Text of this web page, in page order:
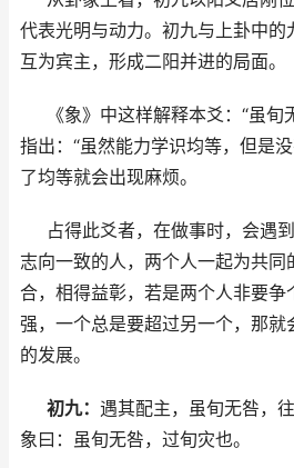
代表光明与动力。初九与上卦中的
互为宾主，形成二阳并进的局面。
《象》中这样解释本爻：“虽
指出：“虽然能力学识均等，但是
了均等就会出现麻烦。
占得此爻者，在做事时，会遇
志向一致的人，两个人一起为共
合，相得益彰，若是两个人非要争
强，一个总是要超过另一个，那就
的发展。
初九： 遇其配主，虽旬无咎，往
象曰：虽旬无咎，过旬灾也。